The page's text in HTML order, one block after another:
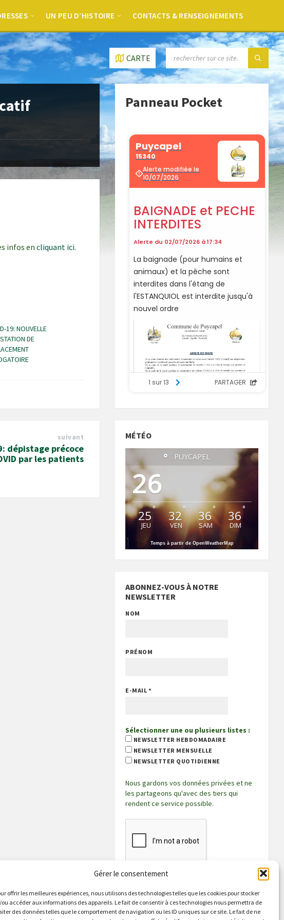
Gérer le consentement
offrir les meilleures expériences, nous utilisons des technologies telles que les cookies pour stocker
ou accéder aux informations des appareils. Le fait de consentir à ces technologies nous permettra de
des données telles que le comportement de navigation ou les ID uniques sur ce site. Le fait de ne
UN PEU D’HISTOIRE CONTACTS & RENSEIGNEMENTS
CARTE
infos encliquant ici.
19: NOUVELLE
DE
suivant
dépistage précoce
par les patients
Panneau Pocket
MÉTÉO
PUYCAPEL
26
°
25°
JEU
32°
VEN
36°
SAM
36°
DIM
Temps à partir de OpenWeatherMap
ABONNEZ-VOUS À NOTRE
NEWSLETTER
NOM
PRÉNOM
E-MAIL *
Sélectionner une ou plusieurs listes :
NEWSLETTER HEBDOMADAIRE
NEWSLETTER MENSUELLE
NEWSLETTER QUOTIDIENNE
Nous gardons vos données privées et ne
les partageons qu'avec des tiers qui
rendent ce service possible.